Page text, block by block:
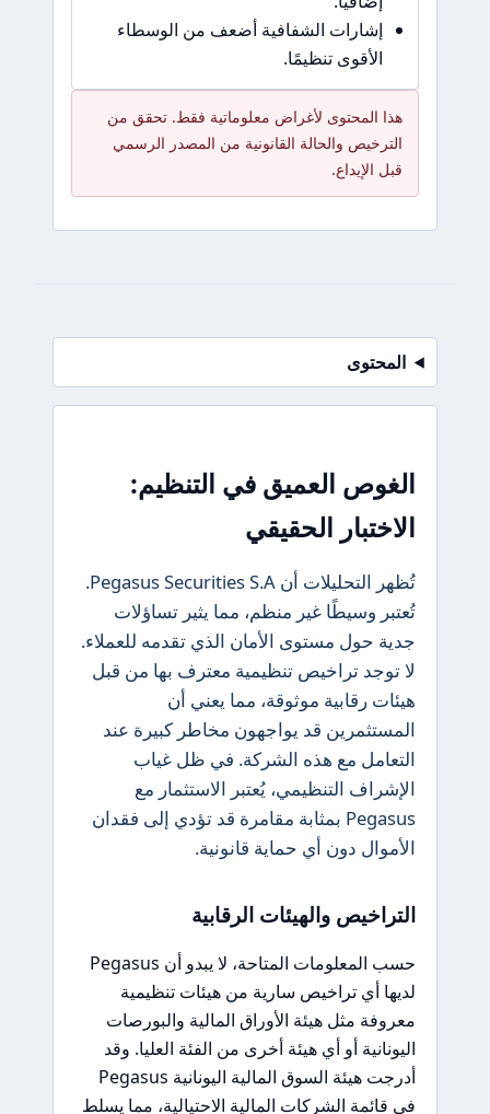
إشارات الشفافية أضعف من الوسطاء
الأقوى تنظيمًا.
هذا المحتوى لأغراض معلوماتية فقط. تحقق من
الترخيص والحالة القانونية من المصدر الرسمي
قبل الإيداع.
المحتوى
الغوص العميق في التنظيم:
الاختبار الحقيقي
تُظهر التحليلات أن Pegasus Securities S.A.
تُعتبر وسيطًا غير منظم، مما يثير تساؤلات
جدية حول مستوى الأمان الذي تقدمه للعملاء.
لا توجد تراخيص تنظيمية معترف بها من قبل
هيئات رقابية موثوقة، مما يعني أن
المستثمرين قد يواجهون مخاطر كبيرة عند
التعامل مع هذه الشركة. في ظل غياب
الإشراف التنظيمي، يُعتبر الاستثمار مع
Pegasus بمثابة مقامرة قد تؤدي إلى فقدان
الأموال دون أي حماية قانونية.
التراخيص والهيئات الرقابية
حسب المعلومات المتاحة، لا يبدو أن Pegasus
لديها أي تراخيص سارية من هيئات تنظيمية
معروفة مثل هيئة الأوراق المالية والبورصات
اليونانية أو أي هيئة أخرى من الفئة العليا. وقد
أدرجت هيئة السوق المالية اليونانية Pegasus
في قائمة الشركات المالية الاحتيالية، مما يسلط